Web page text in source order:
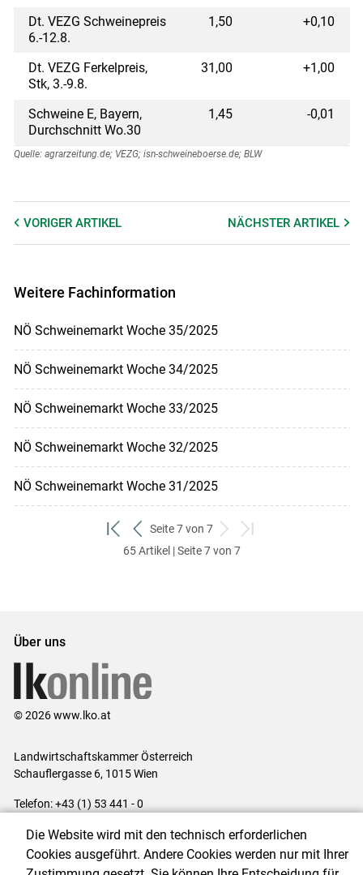
Dt. VEZG Schweinepreis
6.-12.8.
1,50 +0,10
Dt. VEZG Ferkelpreis,
Stk, 3.-9.8.
31,00 +1,00
Schweine E, Bayern,
Durchschnitt Wo.30
1,45 -0,01
Quelle: agrarzeitung.de; VEZG; isn-schweineboerse.de; BLW
VORIGER ARTIKEL NÄCHSTERARTIKEL
Weitere Fachinformation
NÖ Schweinemarkt Woche 35/2025
NÖ Schweinemarkt Woche 34/2025
NÖ Schweinemarkt Woche 33/2025
NÖ Schweinemarkt Woche 32/2025
NÖ Schweinemarkt Woche 31/2025
zum
ersten
zurück
zum
Seite 7 von 7
weiter
zum
zum
65 Artikel | Seite 7 von 7
Über uns
© 2026 www.lko.at
Landwirtschaftskammer Österreich
Schauflergasse 6, 1015 Wien
Telefon:+43 (1) 53 441 - 0
Impressum|Kontakt|Login für Berater|Datenschutzerklärung|
Barrierefreiheit
Cookie-Einstellungen
Die Website wird mit den technisch erforderlichen
Cookies ausgeführt. Andere Cookies werden nur mit Ihrer